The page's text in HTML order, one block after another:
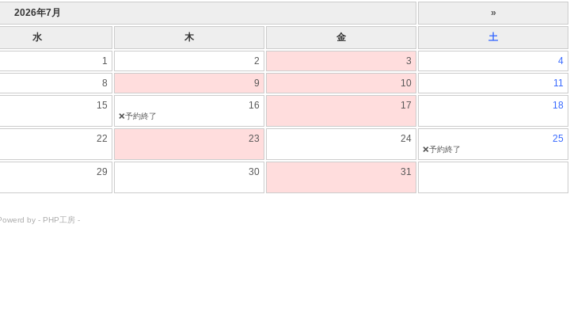
2026年7月 »
水 木 金 土
1 2 3
4
8 9 10
11
15 16
❌予約終了
17 18
22 23 24 25
❌予約終了
29 30 31
by - PHP工房-